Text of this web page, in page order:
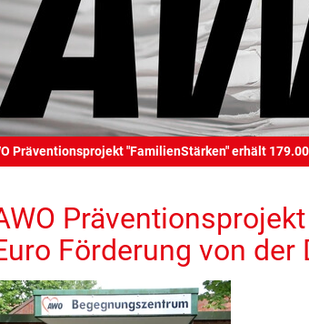
Präventionsprojekt "FamilienStärken" erhält
Förderung von